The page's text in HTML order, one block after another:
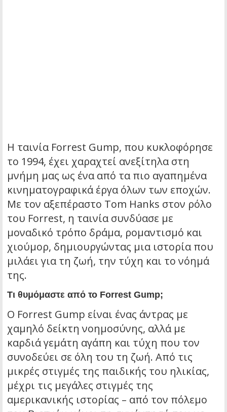
Η ταινία Forrest Gump, που κυκλοφόρησε
το 1994, έχει χαραχτεί ανεξίτηλα στη
μνήμη μας ως ένα από τα πιο αγαπημένα
κινηματογραφικά έργα όλων των εποχών.
Με τον αξεπέραστο Tom Hanks στον ρόλο
του Forrest, η ταινία συνδύασε με
μοναδικό τρόπο δράμα, ρομαντισμό και
χιούμορ, δημιουργώντας μια ιστορία που
μιλάει για τη ζωή, την τύχη και το νόημά
της.
Τι θυμόμαστε από το Forrest Gump;
Ο Forrest Gump είναι ένας άντρας με
χαμηλό δείκτη νοημοσύνης, αλλά με
καρδιά γεμάτη αγάπη και τύχη που τον
συνοδεύει σε όλη του τη ζωή. Από τις
μικρές στιγμές της παιδικής του ηλικίας,
μέχρι τις μεγάλες στιγμές της
αμερικανικής ιστορίας – από τον πόλεμο